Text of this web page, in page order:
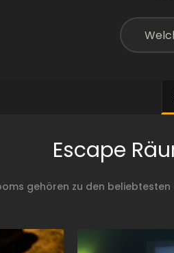
Escape
gehören zu den